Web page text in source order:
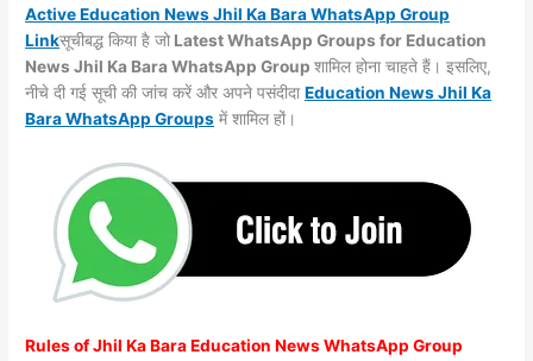
Active Education News Jhil Ka Bara WhatsApp Group
Linkसूचीबद्ध किया है जो Latest WhatsApp Groups for Education
News Jhil Ka Bara WhatsApp Groupशामिल होना चाहते हैं। इसलिए,
नीचे दी गई सूची की जांच करें और अपने पसंदीदाEducation News Jhil Ka
Bara WhatsAppGroups में शामिल हों।
Rules ofJhil Ka BaraEducation News WhatsApp Group